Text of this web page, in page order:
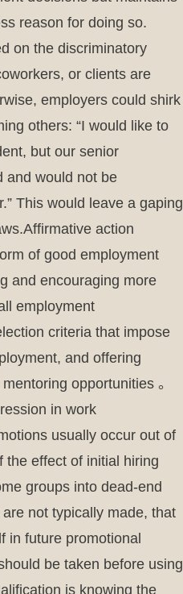
reason for doing so.
on the discriminatory
or clients are
employers could shirk
others: “I would like to
but our senior
and would not be
This would leave a gaping
action
of good employment
and encouraging more
employment
criteria that impose
and offering
opportunities 。
in work
usually occur out of
effect of initial hiring
groups into dead-end
not typically made, that
in future promotional
be taken before using
is knowing the